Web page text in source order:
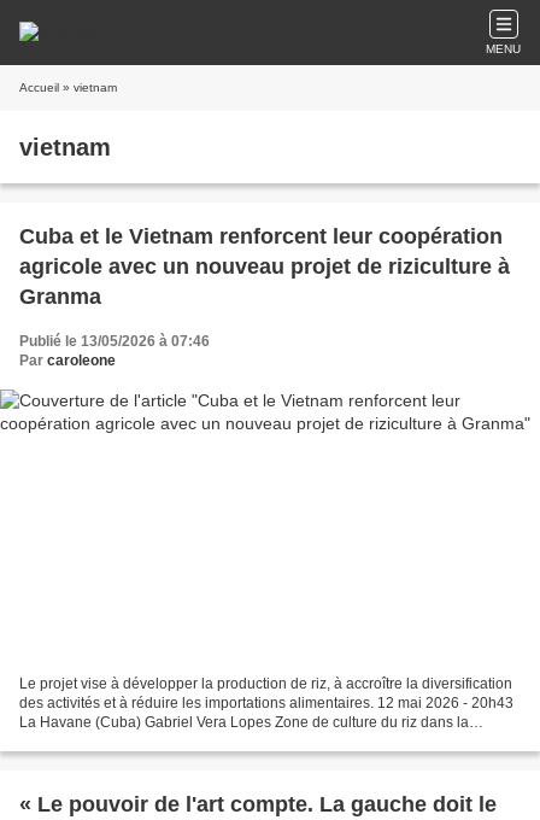
MENU
Accueil » vietnam
vietnam
Cuba et le Vietnam renforcent leur coopération
agricole avec un nouveau projet de riziculture à
Granma
Publié le 13/05/2026 à 07:46
Par caroleone
Le projet vise à développer la production de riz, à accroître la diversification
des activités et à réduire les importations alimentaires. 12 mai 2026 - 20h43
La Havane (Cuba) Gabriel Vera Lopes Zone de culture du riz dans la
« Le pouvoir de l'art compte. La gauche doit le